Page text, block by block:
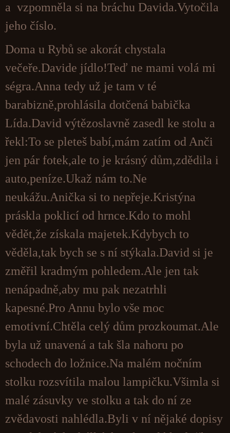
a vzpomněla si na bráchu Davida.Vytočila
jeho číslo.
Doma u Rybů se akorát chystala
večeře.Davide jídlo!Teď ne mami volá mi
ségra.Anna tedy už je tam v té
barabizně,prohlásila dotčená babička
Lída.David výtězoslavně zasedl ke stolu a
řekl:To se pleteš babí,mám zatím od Anči
jen pár fotek,ale to je krásný dům,zdědila i
auto,peníze.Ukaž nám to.Ne
neukážu.Anička si to nepřeje.Kristýna
práskla poklicí od hrnce.Kdo to mohl
vědět,že získala majetek.Kdybych to
věděla,tak bych se s ní stýkala.David si je
změřil kradmým pohledem.Ale jen tak
nenápadně,aby mu pak nezatrhli
kapesné.Pro Annu bylo vše moc
emotivní.Chtěla celý dům prozkoumat.Ale
byla už unavená a tak šla nahoru po
schodech do ložnice.Na malém nočním
stolku rozsvítila malou lampičku.Všimla si
malé zásuvky ve stolku a tak do ní ze
zvědavosti nahlédla.Byli v ní nějaké dopisy